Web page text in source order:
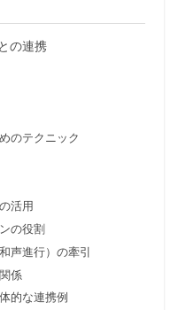
の連携
のテクニック
活用
の役割
声進行）の牽引
係
的な連携例